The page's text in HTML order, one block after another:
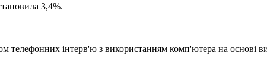
3,4%.
інтерв'ю з використанням комп'ютера на основі